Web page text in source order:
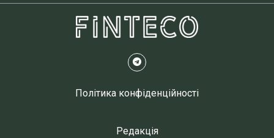
Політика конфіденційності
Редакція